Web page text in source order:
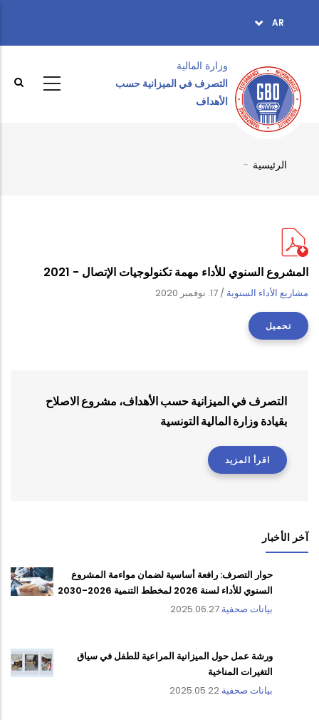
المحتوى
TOPBAR
AR
وزارة المالية ‎
التصرف في الميزانية حسب
الأهداف
Breadcrumb
الرئيسية -
المشروع السنوي للأداء مهمة تكنولوجيات الإتصال - 2021
مشاريع الأداء السنوية / 17. نوفمبر 2020
تحميل
التصرف في الميزانية حسب الأهداف، مشروع الاصلاح
بقيادة وزارة المالية التونسية
اقرأ المزيد
آخر الأخبار
حوار التصرف: رافعة أساسية لضمان مواءمة المشروع
السنوي للأداء لسنة 2026 لمخطط التنمية 2026-2030
بيانات صحفية 2025.06.27
ورشة عمل حول الميزانية المراعية للطفل في سياق
التغيرات المناخية
بيانات صحفية 2025.05.22